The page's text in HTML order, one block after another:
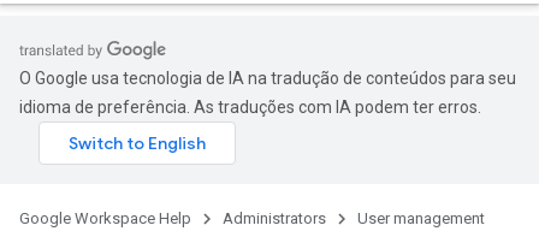
O Google usa tecnologia de IA na tradução de conteúdos para seu
idioma de preferência. As traduções com IA podem ter erros.
Google Workspace Help Administrators User management